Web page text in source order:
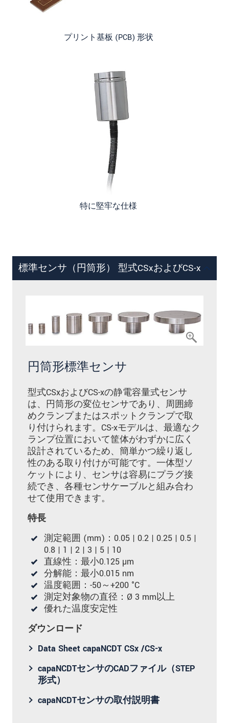
プリント基板 (PCB) 形状
特に堅牢な仕様
標準センサ（円筒形） 型式CSxおよびCS-x
円筒形標準センサ
型式CSxおよびCS-xの静電容量式センサ
は、円筒形の変位センサであり、周囲締
めクランプまたはスポットクランプで取
り付けられます。CS-xモデルは、最適なク
ランプ位置において筐体がわずかに広く
設計されているため、簡単かつ繰り返し
性のある取り付けが可能です。一体型ソ
ケットにより、センサは容易にプラグ接
続でき、各種センサケーブルと組み合わ
せて使用できます。
特長
測定範囲 (mm)：0.05 | 0.2 | 0.25 | 0.5 |
0.8 | 1 | 2 | 3 | 5 | 10
直線性：最小0.125 µm
分解能：最小0.015 nm
温度範囲：-50～+200 °C
測定対象物の直径：Ø 3 mm以上
優れた温度安定性
ダウンロード
Data Sheet capaNCDT CSx /CS-x
capaNCDTセンサのCADファイル（STEP
形式）
capaNCDTセンサの取付説明書